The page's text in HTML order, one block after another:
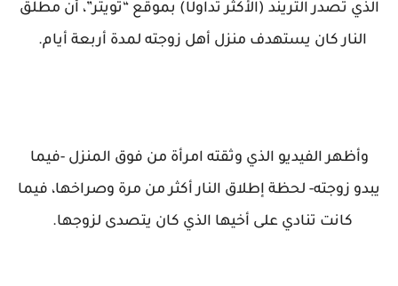
الذي تصدر التريند (الأكثر تداولًا) بموقع “تويتر”، أن مطلق
النار كان يستهدف منزل أهل زوجته لمدة أربعة أيام.
وأظهر الفيديو الذي وثقته امرأة من فوق المنزل -فيما
يبدو زوجته- لحظة إطلاق النار أكثر من مرة وصراخها، فيما
كانت تنادي على أخيها الذي كان يتصدى لزوجها.